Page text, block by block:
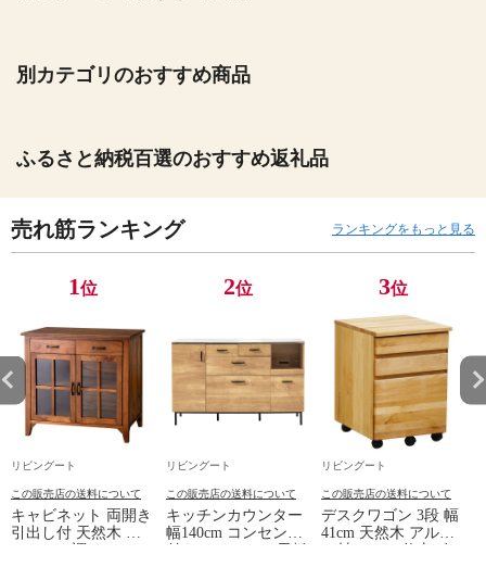
別カテゴリのおすすめ商品
ふるさと納税百選のおすすめ返礼品
売れ筋ランキング ランキングをもっと見る
1位
リビングート
この販売店の送料について
キャビネット 両開き
引出し付 天然木 エ
スニック調 Timber
2位
リビングート
この販売店の送料について
キッチンカウンター
幅140cm コンセント
付き ステンレス天板
3位
リビングート
この販売店の送料について
デスクワゴン 3段 幅
41cm 天然木 アルダ
ー材 オイル仕上げ